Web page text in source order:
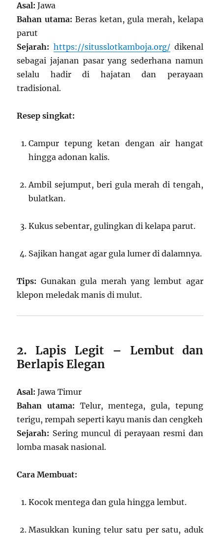
Asal: Jawa
Bahan utama: Beras ketan, gula merah, kelapa
parut
Sejarah: https://situsslotkamboja.org/dikenal
sebagai jajanan pasar yang sederhana namun
selalu hadir di hajatan dan perayaan
tradisional.
Resep singkat:
Campur tepung ketan dengan air hangat
hingga adonan kalis.
Ambil sejumput, beri gula merah di tengah,
bulatkan.
Kukus sebentar, gulingkan di kelapa parut.
Sajikan hangat agar gula lumer di dalamnya.
Tips: Gunakan gula merah yang lembut agar
klepon meledak manis di mulut.
2. Lapis Legit – Lembut dan
Berlapis Elegan
Asal: Jawa Timur
Bahan utama: Telur, mentega, gula, tepung
terigu, rempah seperti kayu manis dan cengkeh
Sejarah: Sering muncul di perayaan resmi dan
lomba masak nasional.
Cara Membuat:
Kocok mentega dan gula hingga lembut.
Masukkan kuning telur satu per satu, aduk